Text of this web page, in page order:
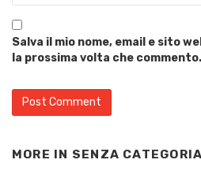
Salva il mio nome, email e sito
la prossima volta che commento.
MORE IN SENZA CATEGORIA